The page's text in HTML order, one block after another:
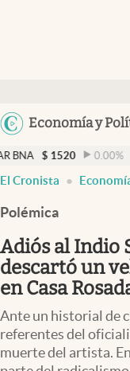
Economía y
Members
Economía y Política
Finanzas y Mercados
Mercados Online
Negocios
Columnistas
Apertura
Infotechnology
0.00%
El Cronista
Polémica
Adiós al Indio
descartó un
en Casa
Ante un historial de
referentes del
muerte del artista.